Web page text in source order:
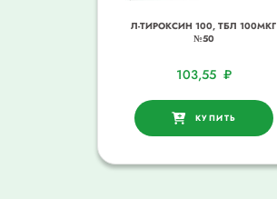
Л-ТИРОКСИН 100, ТБЛ 100МКГ
№50
103,55 ₽
КУПИТЬ